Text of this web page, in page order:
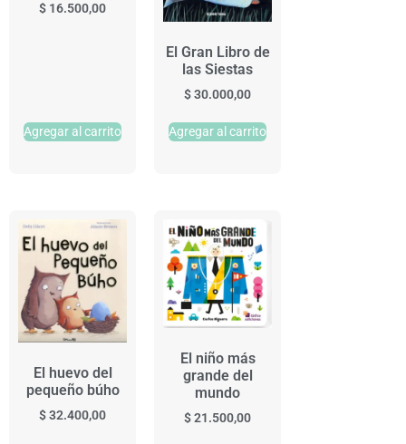
$ 16.500,00
Agregar al carrito
El Gran Libro de
las Siestas
$30.000,00
Agregar al carrito
El huevo del
pequeño búho
$32.400,00
El niño más
grande del
mundo
$21.500,00